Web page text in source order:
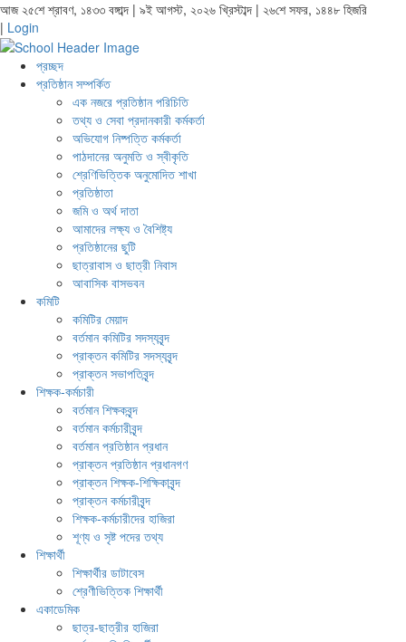
আজ ২৫শে শ্রাবণ, ১৪৩৩ বঙ্গাব্দ | ৯ই আগস্ট, ২০২৬ খ্রিস্টাব্দ | ২৬শে সফর, ১৪৪৮ হিজরি
| Login
প্রচ্ছদ
প্রতিষ্ঠান সম্পর্কিত
এক নজরে প্রতিষ্ঠান পরিচিতি
তথ্য ও সেবা প্রদানকারী কর্মকর্তা
অভিযোগ নিষ্পত্তি কর্মকর্তা
পাঠদানের অনুমতি ও স্বীকৃতি
শ্রেণিভিত্তিক অনুমোদিত শাখা
প্রতিষ্ঠাতা
জমি ও অর্থ দাতা
আমাদের লক্ষ্য ও বৈশিষ্ট্য
প্রতিষ্ঠানের ছুটি
ছাত্রাবাস ও ছাত্রী নিবাস
আবাসিক বাসভবন
কমিটি
কমিটির মেয়াদ
বর্তমান কমিটির সদস্যবৃন্দ
প্রাক্তন কমিটির সদস্যবৃন্দ
প্রাক্তন সভাপতিবৃন্দ
শিক্ষক-কর্মচারী
বর্তমান শিক্ষকবৃন্দ
বর্তমান কর্মচারীবৃন্দ
বর্তমান প্রতিষ্ঠান প্রধান
প্রাক্তন প্রতিষ্ঠান প্রধানগণ
প্রাক্তন শিক্ষক-শিক্ষিকাবৃন্দ
প্রাক্তন কর্মচারীবৃন্দ
শিক্ষক-কর্মচারীদের হাজিরা
শূণ্য ও সৃষ্ট পদের তথ্য
শিক্ষার্থী
শিক্ষার্থীর ডাটাবেস
শ্রেণীভিত্তিক শিক্ষার্থী
একাডেমিক
ছাত্র-ছাত্রীর হাজিরা